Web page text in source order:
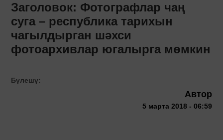
Заголовок: Фотографлар чаң
суга – республика тарихын
чагылдырган шәхси
фотоархивлар югалырга мөмкин
Бүлешү:
Автор
5 марта 2018 - 06:59